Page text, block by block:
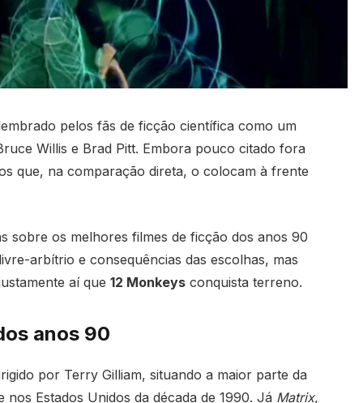
pelos fãs de ficção científica como um
Willis e Brad Pitt. Embora pouco citado fora
que, na comparação direta, o colocam à frente
sobre os melhores filmes de ficção dos anos 90
arbítrio e consequências das escolhas, mas
aí que 12 Monkeysconquista terreno.
anos 90
por Terry Gilliam, situando a maior parte da
Estados Unidos da década de 1990. Já Matrix,